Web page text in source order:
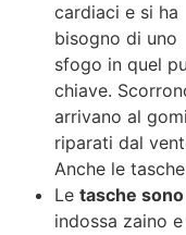
cardiaci e si ha
bisogno di uno
sfogo in quel
chiave.
arrivano al
riparati dal
Anche le
Le tasche
indossa zaino